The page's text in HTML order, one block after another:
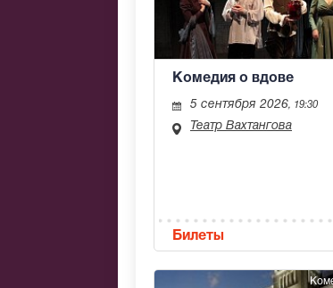
Комедия о вдове
5 сентября 2026, 19:30
Театр Вахтангова
Билеты